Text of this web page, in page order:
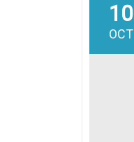
10
OCT